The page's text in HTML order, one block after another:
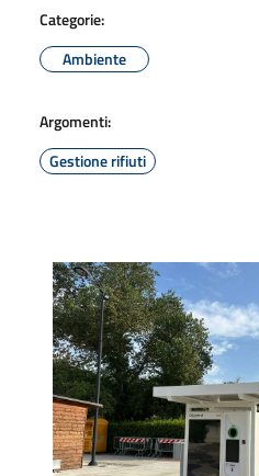
Categorie:
Ambiente
Argomenti:
Gestione rifiuti